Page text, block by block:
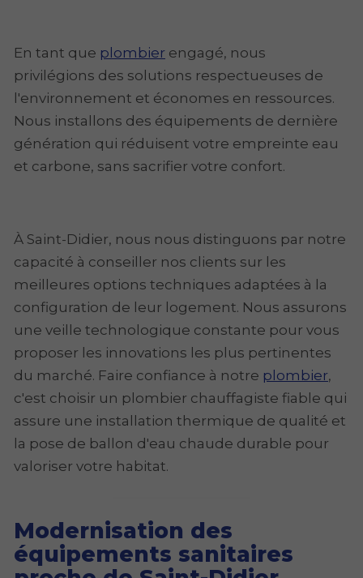
En tant que plombier engagé, nous
privilégions des solutions respectueuses de
l'environnement et économes en ressources.
Nous installons des équipements de dernière
génération qui réduisent votre empreinte eau
et carbone, sans sacrifier votre confort.
À Saint-Didier, nous nous distinguons par notre
capacité à conseiller nos clients sur les
meilleures options techniques adaptées à la
configuration de leur logement. Nous assurons
une veille technologique constante pour vous
proposer les innovations les plus pertinentes
du marché. Faire confiance à notre plombier,
c'est choisir un plombier chauffagiste fiable qui
assure une installation thermique de qualité et
la pose de ballon d'eau chaude durable pour
valoriser votre habitat.
Modernisation des
équipements sanitaires